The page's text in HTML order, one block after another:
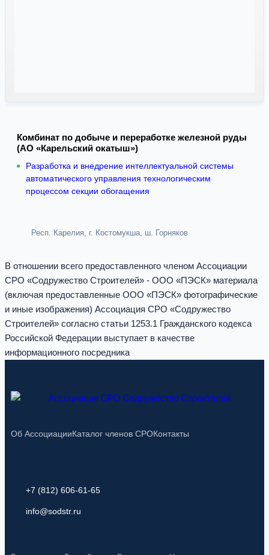
Комбинат по добыче и переработке железной руды
(АО «Карельский окатыш»)
Разработка и внедрение интеллектуальной системы
автоматического управления технологическим
процессом секции обогащения
Респ. Карелия, г. Костомукша, ш. Горняков
В отношении всего предоставленного членом Ассоциации
СРО «Содружество Строителей» - ООО «ПЭСК» материала
(включая предоставленные ООО «ПЭСК» фотографические
и иные изображения) Ассоциация СРО «Содружество
Строителей» согласно статьи 1253.1 Гражданского кодекса
Российской Федерации выступает в качестве
информационного посредника
Об АссоциацииКаталог членов СРОКонтакты
+7 (812) 606-61-65
info@sodstr.ru